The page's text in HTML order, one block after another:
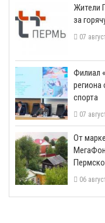
​Жители
за
07
​Филиал
региона
спорта
07
От
06